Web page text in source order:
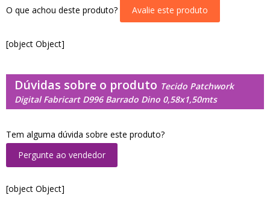
O que achou deste produto? Avalie este produto
[object Object]
Dúvidas sobre o produto Tecido Patchwork
Digital Fabricart D996 Barrado Dino 0,58x1,50mts
Tem alguma dúvida sobre este produto?
Pergunte ao vendedor
[object Object]